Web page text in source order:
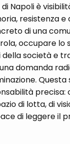
Napoli è
resistenza e
di una
occupare lo
società e
domanda
Questa
precisa:
di lotta, di
di leggere il